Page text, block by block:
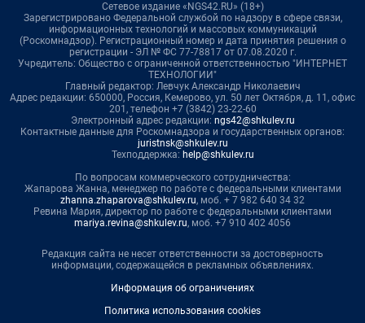
Сетевое издание «NGS42.RU» (18+)
Зарегистрировано Федеральной службой по надзору в сфере связи,
информационных технологий и массовых коммуникаций
(Роскомнадзор). Регистрационный номер и дата принятия решения о
регистрации - ЭЛ № ФС 77-78817 от 07.08.2020 г.
Учредитель: Общество с ограниченной ответственностью "ИНТЕРНЕТ
ТЕХНОЛОГИИ"
Главный редактор: Левчук Александр Николаевич
Адрес редакции: 650000, Россия, Кемерово, ул. 50 лет Октября, д. 11, офис
201, телефон +7 (3842) 23-22-60
Электронный адрес редакции: ngs42@shkulev.ru
Контактные данные для Роскомнадзора и государственных органов:
juristnsk@shkulev.ru
Техподдержка: help@shkulev.ru
По вопросам коммерческого сотрудничества:
Жапарова Жанна, менеджер по работе с федеральными клиентами
zhanna.zhaparova@shkulev.ru, моб. + 7 982 640 34 32
Ревина Мария, директор по работе с федеральными клиентами
mariya.revina@shkulev.ru, моб. +7 910 402 4056
Редакция сайта не несет ответственности за достоверность
информации, содержащейся в рекламных объявлениях.
Информация об ограничениях
Политика использования cookies